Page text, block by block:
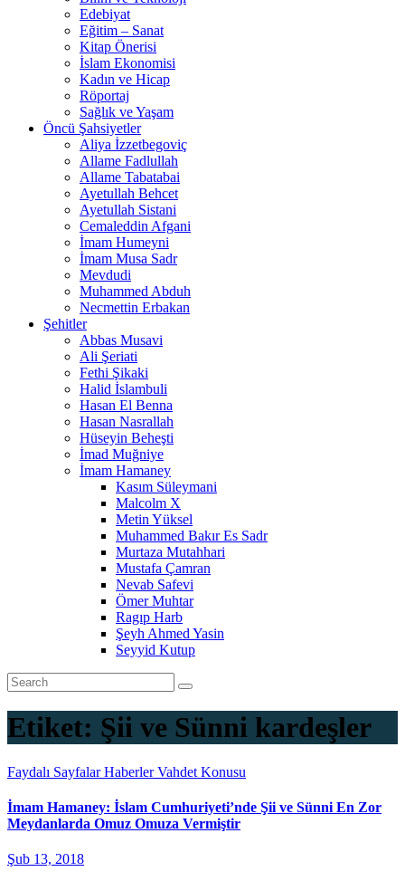
Edebiyat
Eğitim – Sanat
Kitap Önerisi
İslam Ekonomisi
Kadın ve Hicap
Röportaj
Sağlık ve Yaşam
Öncü Şahsiyetler
Aliya İzzetbegoviç
Allame Fadlullah
Allame Tabatabai
Ayetullah Behcet
Ayetullah Sistani
Cemaleddin Afgani
İmam Humeyni
İmam Musa Sadr
Mevdudi
Muhammed Abduh
Necmettin Erbakan
Şehitler
Abbas Musavi
Ali Şeriati
Fethi Şikaki
Halid İslambuli
Hasan El Benna
Hasan Nasrallah
Hüseyin Beheşti
İmad Muğniye
İmam Hamaney
Kasım Süleymani
Malcolm X
Metin Yüksel
Muhammed Bakır Es Sadr
Murtaza Mutahhari
Mustafa Çamran
Nevab Safevi
Ömer Muhtar
Ragıp Harb
Şeyh Ahmed Yasin
Seyyid Kutup
Etiket: Şii ve Sünni kardeşler
Faydalı SayfalarHaberlerVahdet Konusu
İmam Hamaney: İslam Cumhuriyeti’nde Şii ve Sünni En Zor
Meydanlarda Omuz Omuza Vermiştir
Şub 13, 2018